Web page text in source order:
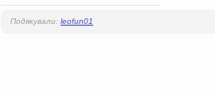
Подякували: leofun01